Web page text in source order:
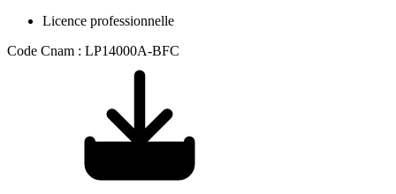
Licence professionnelle
Code Cnam : LP14000A-BFC